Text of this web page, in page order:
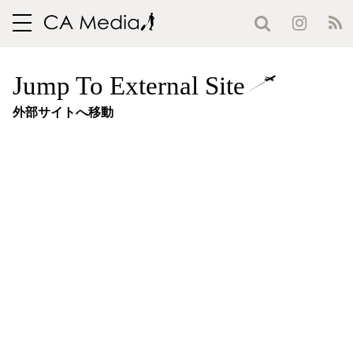
toggle
Jump To External Site
外部サイトへ移動